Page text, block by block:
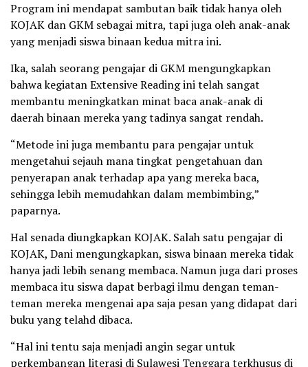
Program ini mendapat sambutan baik tidak hanya oleh
KOJAK dan GKM sebagai mitra, tapi juga oleh anak-anak
yang menjadi siswa binaan kedua mitra ini.
Ika, salah seorang pengajar di GKM mengungkapkan
bahwa kegiatan Extensive Reading ini telah sangat
membantu meningkatkan minat baca anak-anak di
daerah binaan mereka yang tadinya sangat rendah.
“Metode ini juga membantu para pengajar untuk
mengetahui sejauh mana tingkat pengetahuan dan
penyerapan anak terhadap apa yang mereka baca,
sehingga lebih memudahkan dalam membimbing,”
paparnya.
Hal senada diungkapkan KOJAK. Salah satu pengajar di
KOJAK, Dani mengungkapkan, siswa binaan mereka tidak
hanya jadi lebih senang membaca. Namun juga dari proses
membaca itu siswa dapat berbagi ilmu dengan teman-
teman mereka mengenai apa saja pesan yang didapat dari
buku yang telahd dibaca.
“Hal ini tentu saja menjadi angin segar untuk
perkembangan literasi di Sulawesi Tenggara terkhusus di